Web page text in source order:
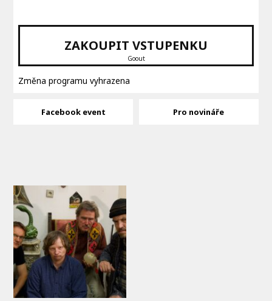
ZAKOUPIT VSTUPENKU
Goout
Změna programu vyhrazena
Facebook event Pro novináře